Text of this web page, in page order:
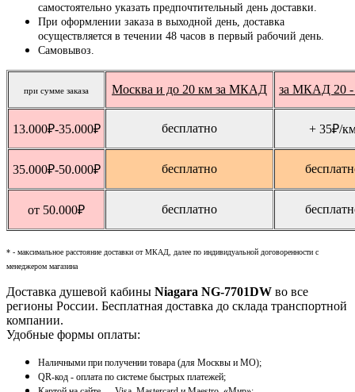
самостоятельно указать предпочтительный день доставки.
При оформлении заказа в выходной день, доставка
осуществляется в течении 48 часов в первый рабочий день.
Самовывоз.
при сумме заказа Москва и до 20 км за МКАД за МКАД 20 -
13.000₽-35.000₽ бесплатно + 35₽/
35.000₽-50.000₽ бесплатно
от 50.000₽ бесплатно
* - максимальное расстояние доставки от МКАД, далее по индивидуальной договоренности с
менеджером магазина
Доставка душевой кабины Niagara NG-7701DW во все
регионы России. Бесплатная доставка до склада транспортной
компании.
Удобные формы оплаты:
Наличными при получении товара (для Москвы и МО);
QR-код - оплата по системе быстрых платежей;